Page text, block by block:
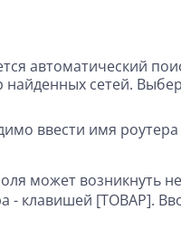
автоматический
сетей.
ввести имя
может возникнуть
- клавишей [ТОВАР].